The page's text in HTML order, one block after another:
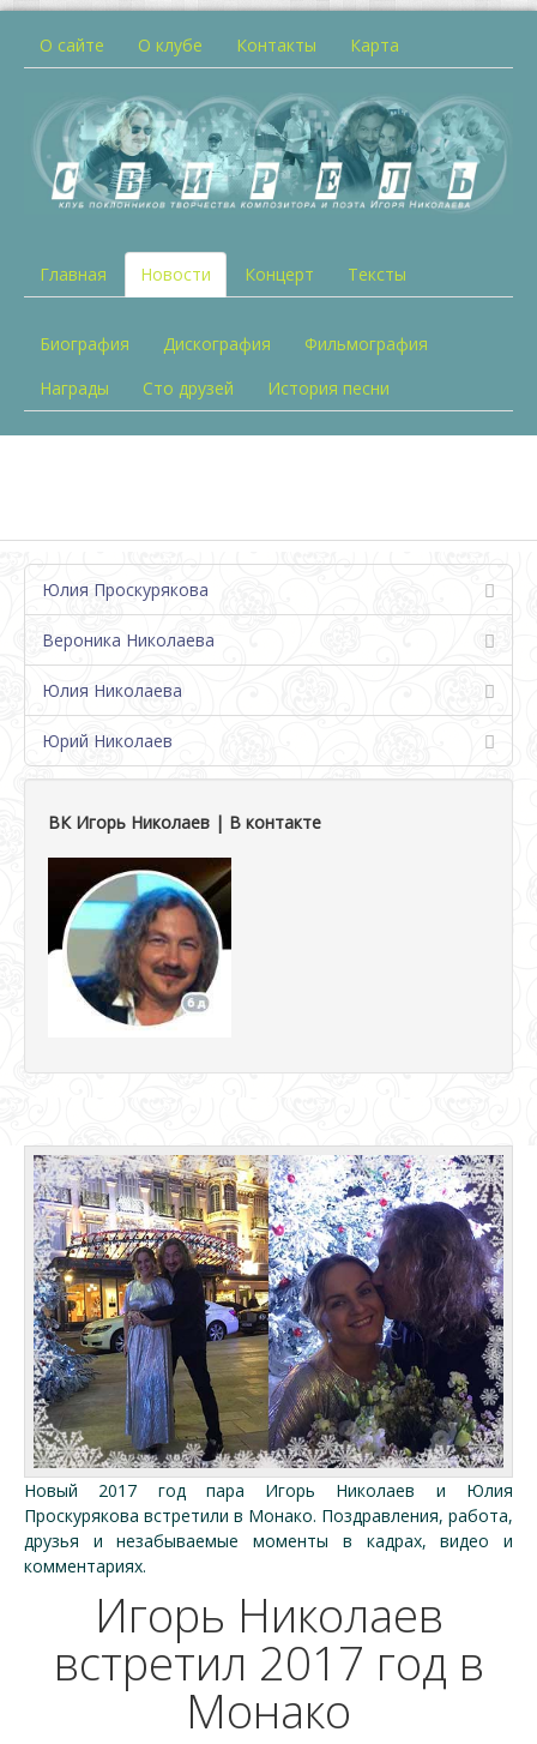
О сайте О клубе Контакты Карта
Главная Новости Концерт Тексты
Биография Дискография
Фильмография
Награды
Сто друзей История песни
Юлия Проскурякова
Вероника Николаева
Юлия Николаева
Юрий Николаев
ВК Игорь Николаев | В контакте
Новый 2017 год пара Игорь Николаев и Юлия
Проскурякова встретили в Монако. Поздравления, работа,
друзья и незабываемые моменты в кадрах, видео и
комментариях.
Игорь Николаев
встретил 2017 год в
Монако